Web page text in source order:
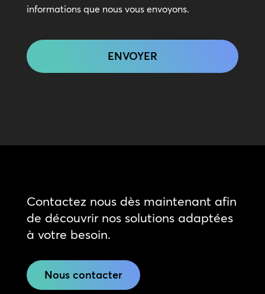
informations que nous vous envoyons.
Contactez nous dès maintenant afin
de découvrir nos solutions adaptées
à votre besoin.
Nous contacter